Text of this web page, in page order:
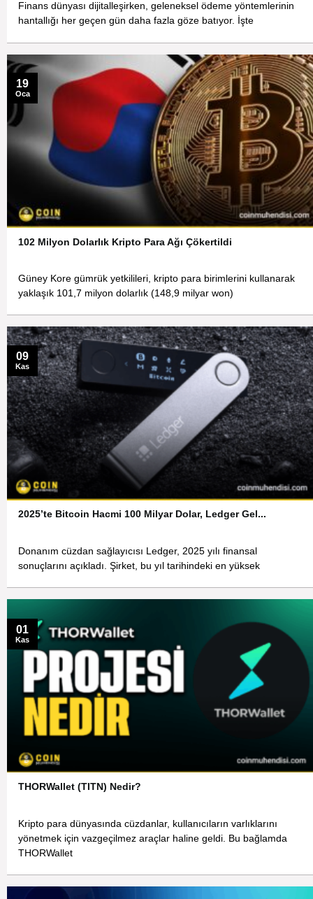
Finans dünyası dijitalleşirken, geleneksel ödeme yöntemlerinin
hantallığı her geçen gün daha fazla göze batıyor. İşte
102 Milyon Dolarlık Kripto Para Ağı Çökertildi
Güney Kore gümrük yetkilileri, kripto para birimlerini kullanarak
yaklaşık 101,7 milyon dolarlık (148,9 milyar won)
19
Oca
2025’te Bitcoin Hacmi 100 Milyar Dolar, Ledger Gel...
Donanım cüzdan sağlayıcısı Ledger, 2025 yılı finansal
sonuçlarını açıkladı. Şirket, bu yıl tarihindeki en yüksek
09
Kas
THORWallet (TITN) Nedir?
Kripto para dünyasında cüzdanlar, kullanıcıların varlıklarını
yönetmek için vazgeçilmez araçlar haline geldi. Bu bağlamda
THORWallet
01
Kas